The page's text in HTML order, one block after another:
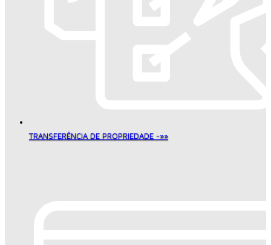
TRANSFERÊNCIA DE PROPRIEDADE -»»